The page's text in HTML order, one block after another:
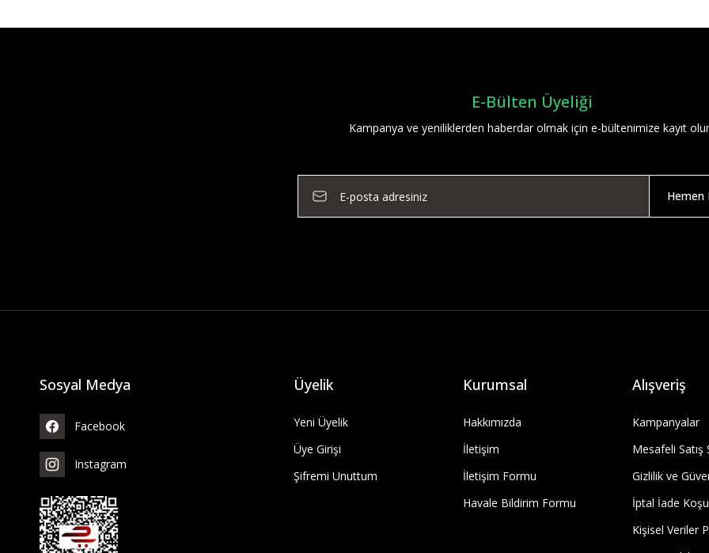
Yorum Yaz
E-Bülten Üyeliği
Kampanya ve yeniliklerden haberdar olmak için e-bültenimize kayıt
Hemen
Sosyal Medya
Facebook
Instagram
Üyelik
Yeni Üyelik
Üye Girişi
Şifremi Unuttum
Kurumsal
Hakkımızda
İletişim
İletişim Formu
Havale Bildirim Formu
Alışveriş
Kampanyalar
Mesafeli Satış
Gizlilik ve
İptal İade
Kişisel Veriler